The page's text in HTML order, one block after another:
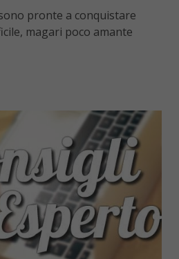
pronte a conquistare
magari poco amante